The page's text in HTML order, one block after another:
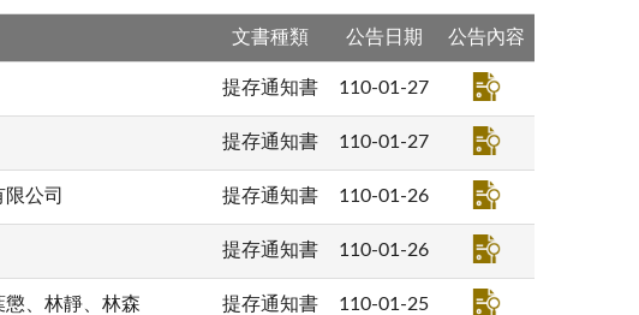
文書種類 公告日期 公告內容
提存通知書 110-01-27
提存通知書 110-01-27
公司 提存通知書 110-01-26
提存通知書 110-01-26
、林靜、林森 提存通知書 110-01-25